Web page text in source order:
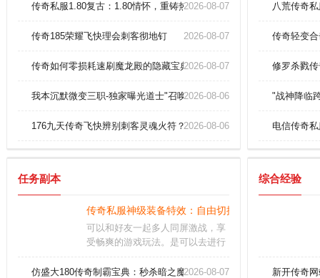
传奇私服1.80复古：1.80情怀，重铸热血荣光！
2026-08-07
传奇185荣耀飞快理会刺客彻地钉 2026-08-07
传奇如何零损耗速刷魔龙殿的隐藏宝典？2026-08-07
我本沉默微变三职-独家曝光道士"召唤神兽"无敌组合技！
2026-08-06
176九天传奇飞快辨别刺客灵魂火符？2026-08-06
八荒传奇
传奇轻变
修罗杀戮
"战神降临
电信传奇
任务副本
传奇私服神级装备特效：自由切换，炫彩夺目，打造
可以和好友一起多人同屏激战，享
受畅爽的游戏玩法。是可以去进行
机会爆比较稀有的装备或者道具
仿盛大180传奇制霸宝典：秒杀暗之魔龙的终极战术！
2026-08-07
综合经验
新开传奇